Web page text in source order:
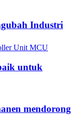
Industri
untuk
mendorong